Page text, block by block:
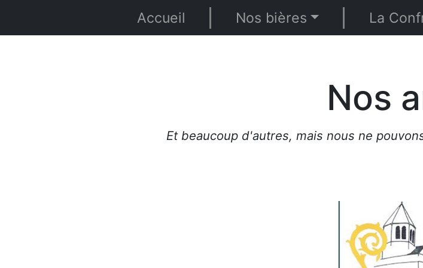
Accueil Nos bières La
Nos
Et beaucoup d'autres, mais nous ne